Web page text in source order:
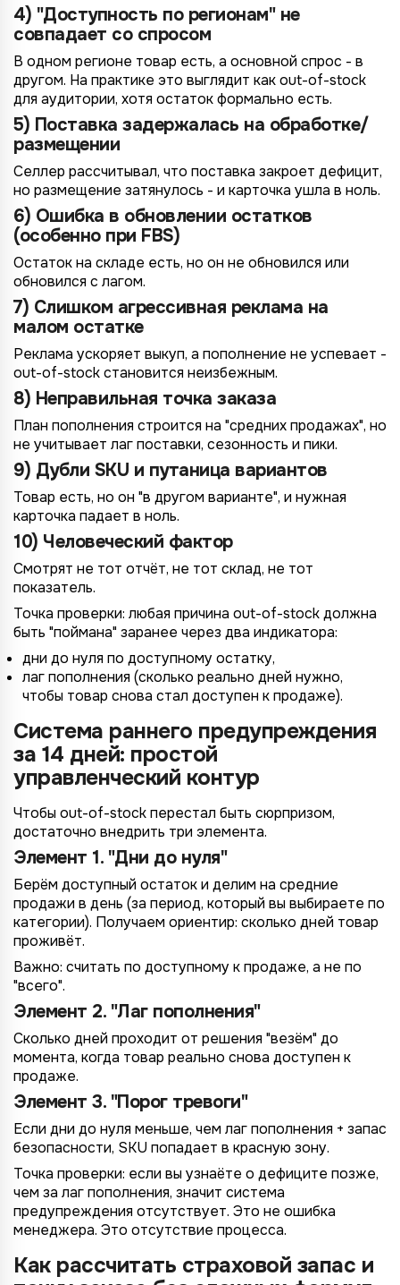
4) "Доступность по регионам" не
совпадает со спросом
В одном регионе товар есть, а основной спрос - в
другом. На практике это выглядит как out-of-stock
для аудитории, хотя остаток формально есть.
5) Поставка задержалась на обработке/
размещении
Селлер рассчитывал, что поставка закроет дефицит,
но размещение затянулось - и карточка ушла в ноль.
6) Ошибка в обновлении остатков
(особенно при FBS)
Остаток на складе есть, но он не обновился или
обновился с лагом.
7) Слишком агрессивная реклама на
малом остатке
Реклама ускоряет выкуп, а пополнение не успевает -
out-of-stock становится неизбежным.
8) Неправильная точка заказа
План пополнения строится на "средних продажах", но
не учитывает лаг поставки, сезонность и пики.
9) Дубли SKU и путаница вариантов
Товар есть, но он "в другом варианте", и нужная
карточка падает в ноль.
10) Человеческий фактор
Смотрят не тот отчёт, не тот склад, не тот
показатель.
Точка проверки: любая причина out-of-stock должна
быть "поймана" заранее через два индикатора:
дни до нуля по доступному остатку,
лаг пополнения (сколько реально дней нужно,
чтобы товар снова стал доступен к продаже).
Система раннего предупреждения
за 14 дней: простой
управленческий контур
Чтобы out-of-stock перестал быть сюрпризом,
достаточно внедрить три элемента.
Элемент 1. "Дни до нуля"
Берём доступный остаток и делим на средние
продажи в день (за период, который вы выбираете по
категории). Получаем ориентир: сколько дней товар
проживёт.
Важно: считать по доступному к продаже, а не по
"всего".
Элемент 2. "Лаг пополнения"
Сколько дней проходит от решения "везём" до
момента, когда товар реально снова доступен к
продаже.
Элемент 3. "Порог тревоги"
Если дни до нуля меньше, чем лаг пополнения + запас
безопасности, SKU попадает в красную зону.
Точка проверки: если вы узнаёте о дефиците позже,
чем за лаг пополнения, значит система
предупреждения отсутствует. Это не ошибка
менеджера. Это отсутствие процесса.
Как рассчитать страховой запас и
Подключение к
TotalCRM
Подключение к
TotalCRM
1/4
Подключение к
TotalCRM
2/4
Подключение к
TotalCRM
3/4
Подключение к
TotalCRM
4/4
Подключение к
TotalCRM
Подключение к
TotalCRM